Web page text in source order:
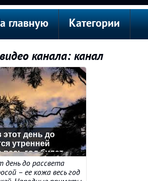
главную Категории
канала: канал
этот день до
утренней
весь год будет
день до рассвета
– ее кожа весь год